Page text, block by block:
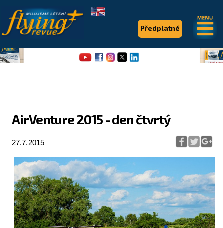
AirVenture 2015 - den čtvrtý
27.7.2015
Předplatné
.
Expedice
Pro piloty
Série & speciály